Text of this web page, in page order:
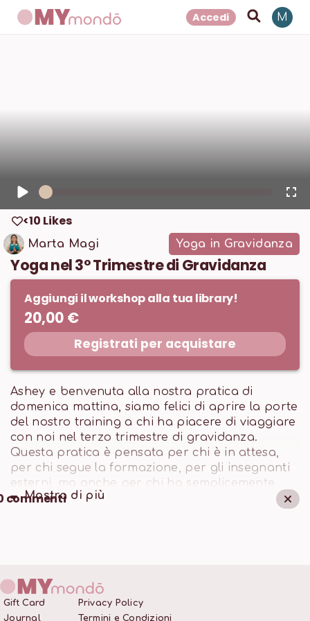
Accedi M
<10 Likes
Marta Magi Yoga in Gravidanza
Yoga nel 3° Trimestre di Gravidanza
Ashey e benvenuta alla nostra pratica di
domenica mattina, siamo felici di aprire la porte
del nostro training a chi ha piacere di viaggiare
con noi nel terzo trimestre di gravidanza.
Questa pratica è pensata per chi è in attesa,
per chi segue la formazione, per gli insegnanti
esterni, ma anche per chi ha semplicemente
piacere di sperimentare una pratica diversa,
Corso di Formazione “Yoga Prenatale 50h” nel
febbraio 2024 da mondō e quindi con una
qualità inferiore rispetto agli altri video della
Mostra di più
commenti
Aggiungi il workshop alla tua library!
20,00 €
Registrati per acquistare
Gift Card
Journal
Privacy Policy
Termini e Condizioni